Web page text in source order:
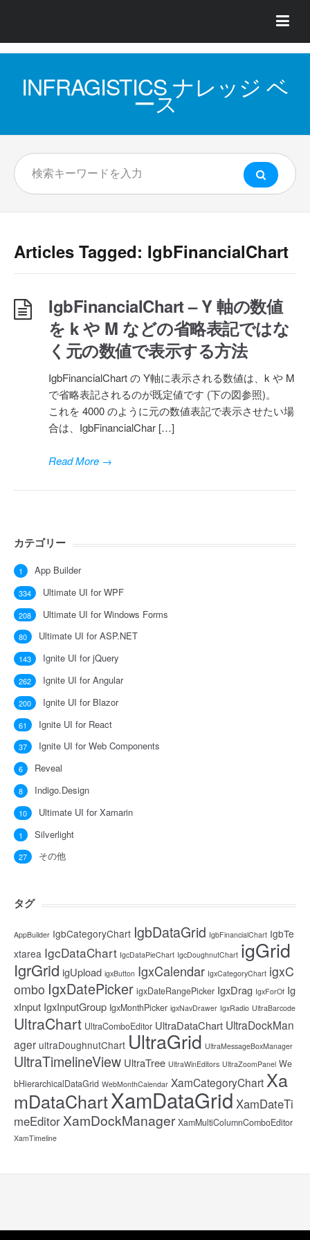
INFRAGISTICS ナレッジ ベ
ース
Articles Tagged: IgbFinancialChart
IgbFinancialChart – Y 軸の数値
を k や M などの省略表記ではな
く元の数値で表示する方法
IgbFinancialChart の Y軸に表示される数値は、k や M
で省略表記されるのが既定値です (下の図参照)。
これを 4000 のように元の数値表記で表示させたい場
合は、IgbFinancialChar […]
Read More →
カテゴリー
App Builder
1
Ultimate UI for WPF
334
Ultimate UI for Windows Forms
208
Ultimate UI for ASP.NET
80
Ignite UI for jQuery
143
Ignite UI for Angular
262
Ignite UI for Blazor
200
Ignite UI for React
61
Ignite UI for Web Components
37
Reveal
6
Indigo.Design
8
Ultimate UI for Xamarin
10
Silverlight
1
その他
27
タグ
AppBuilder IgbCategoryChart IgbDataGrid IgbFinancialChart IgbTe
xtarea IgcDataChart IgcDataPieChart IgcDoughnutChart igGrid
IgrGrid igUpload igxButton IgxCalendar IgxCategoryChart igxC
ombo IgxDatePicker igxDateRangePicker IgxDrag IgxForOf Ig
xInput IgxInputGroup IgxMonthPicker igxNavDrawer IgxRadio UltraBarcode
UltraChart UltraComboEditor UltraDataChart UltraDockMan
ager ultraDoughnutChart UltraGrid UltraMessageBoxManager
UltraTimelineView UltraTree UltraWinEditors UltraZoomPanel We
bHierarchicalDataGrid WebMonthCalendar XamCategoryChart Xa
mDataChartXamDataGridXamDateTi
meEditor XamDockManager XamMultiColumnComboEditor
XamTimeline